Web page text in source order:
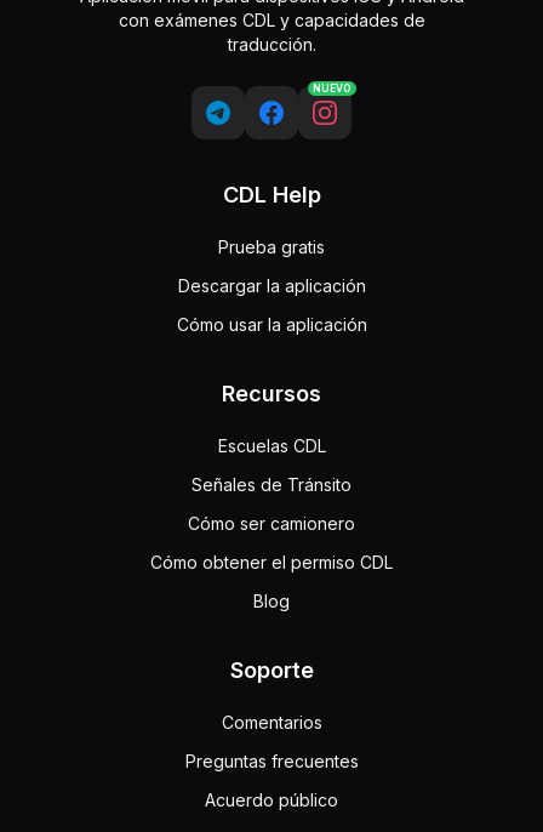
con exámenes CDL y capacidades de
traducción.
NUEVO
CDL Help
Prueba gratis
Descargar la aplicación
Cómo usar la aplicación
Recursos
Escuelas CDL
Señales de Tránsito
Cómo ser camionero
Cómo obtener el permiso CDL
Blog
Soporte
Comentarios
Preguntas frecuentes
Acuerdo público